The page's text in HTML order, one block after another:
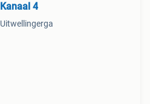
Kanaal 4
Uitwellingerga